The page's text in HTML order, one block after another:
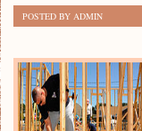
POSTED BY ADMIN